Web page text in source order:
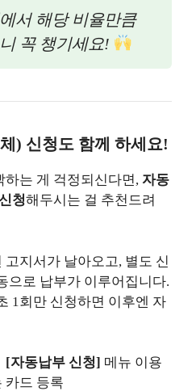
서 해당 비율만큼
꼭 챙기세요!
) 신청도 함께 하세요!
하는 게 걱정되신다면, 자동
청해두시는 걸 추천드려
지서가 날아오고, 별도 신
으로 납부가 이루어집니다.
1회만 신청하면 이후엔 자
[자동납부 신청] 메뉴 이용
카드 등록